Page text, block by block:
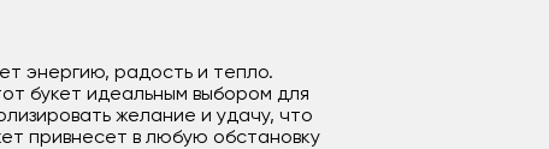
энергию, радость и тепло.
букет идеальным выбором для
желание и удачу, что
привнесет в любую обстановку